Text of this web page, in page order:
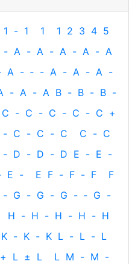
1 - 1 1 1 2 3 4 5
- A - A - A - A - A
A - ‐ - A - A - A -
- A - A B - B - B -
C - C - C - C - C +
- C - C - C C - C
- D - D - D E - E -
E - E F - F - F
F
- G - G - G - ‐ G -
H - H - H - H - H
K - K - K L - L - L
+ L ± L L M - M -